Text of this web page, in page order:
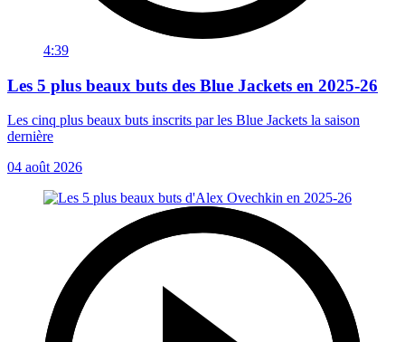
4:39
Les 5 plus beaux buts des Blue Jackets en 2025-26
Les cinq plus beaux buts inscrits par les Blue Jackets la saison
dernière
04 août 2026